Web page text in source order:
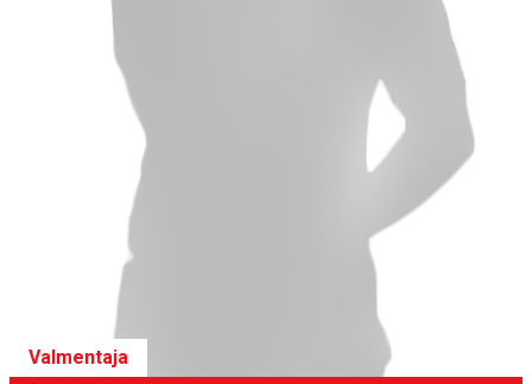
Valmentaja